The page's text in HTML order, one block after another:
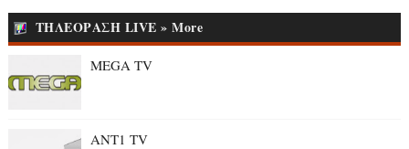
ΤΗΛΕΟΡΑΣΗ LIVE » More
MEGA TV
ANT1 TV